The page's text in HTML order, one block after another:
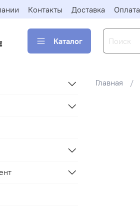
Контакты Доставка Оплата
Каталог
Главная